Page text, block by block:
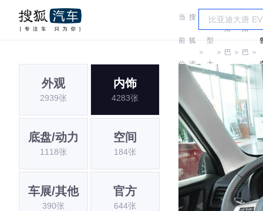
当
前
位
搜
狐
汽
＞
车
型
大
＞
斯
巴
鲁
＞
斯
巴
鲁
＞
外观
2939张
内饰
4283张
底盘/动力
1118张
空间
184张
车展/其他
390张
官方
644张